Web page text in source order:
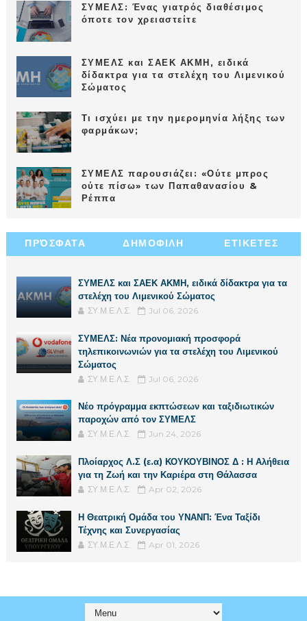
ΣΥΜΕΛΣ: Ένας γιατρός διαθέσιμος
όποτε τον χρειαστείτε
ΣΥΜΕΛΣ και ΣΑΕΚ ΑΚΜΗ, ειδικά
δίδακτρα για τα στελέχη του Λιμενικού
Σώματος
Τι ισχύει με την ημερομηνία λήξης των
φαρμάκων;
ΣΥΜΕΛΣ παρουσιάζει: «Ούτε μπρος
ούτε πίσω» των Παπαθανασίου &
Ρέππα
ΠΡΌΣΦΑΤΑ ΔΗΜΟΦΙΛΗ ΕΤΙΚΕΤΕΣ
ΣΥΜΕΛΣ και ΣΑΕΚ ΑΚΜΗ, ειδικά δίδακτρα για τα
στελέχη του Λιμενικού Σώματος
ΣΥ.Μ.Ε.Λ.Σ. Jul 06, 2026
ΣΥΜΕΛΣ: Νέα προνομιακή προσφορά
τηλεπικοινωνιών για τα στελέχη του Λιμενικού
Σώματος
ΣΥ.Μ.Ε.Λ.Σ. Jul 06, 2026
Νέο πρόγραμμα εκπτώσεων και ταξιδιωτικών
παροχών από τον ΣΥΜΕΛΣ
ΣΥ.Μ.Ε.Λ.Σ. Jun 24, 2026
Πλοίαρχος Λ.Σ (ε.α) ΚΟΥΚΟΥΒΙΝΟΣ Δ : Η Αλήθεια
για τη Ζωή και την Καριέρα στη Θάλασσα
ΣΥ.Μ.Ε.Λ.Σ. Apr 02, 2026
Η Θεατρική Ομάδα του ΥΝΑΝΠ: Ένα Ταξίδι
Τέχνης και Συνεργασίας
ΣΥ.Μ.Ε.Λ.Σ. Apr 01, 2026